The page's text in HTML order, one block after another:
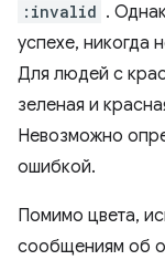
:invalid .
успехе, никогда
Для людей с
зеленая и
Невозможно
ошибкой.
Помимо цвета,
сообщениям об